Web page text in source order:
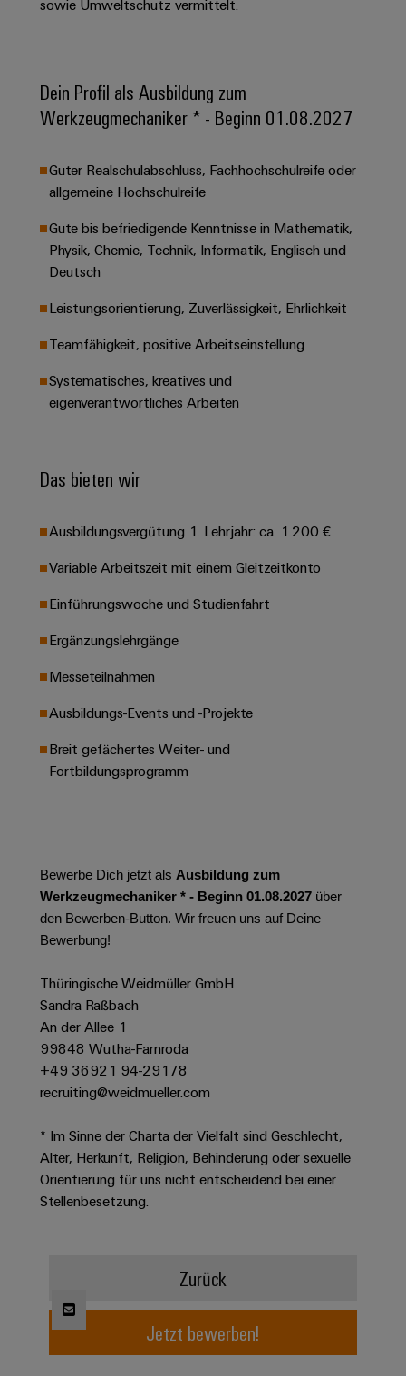
&
mit
vernetzten
Lösungen
Prozessindustrie
Mehr
Ressourceneffizienz
durch
Sonnenenergie
Schaltschrankbau
für
Herausforderungen
im
Moderne
und
Lösungen
klimafreundliche
Mobilitat
im
Bahnverkehr
Schiffbau
Umfassende
Verbindungslösungen
die
Industrie
für
die
Wasser-
und
Abwasserindustrie
Wasserstoff
Wasserstoff
als
Schlüsseltechnologie
für
die
Energiewende
Effizienter
Betrieb
von
Windparks
Automation
Industrial
Industrial
Service
Platform
easyConnect
Regler
Gerätehersteller
Connector
Equipment
Manufacturer
Ethernet
Touch-
Engineering-
Visualisierungstools
Energiemessung
Smart
Metering
Weidmüller
Industrial
Access
Cloud-
Services
Industrial
Service
Platform
easyConnect
&
Zubehör
Software
Markierer
Industriedrucker
Industrieleuchte
Cabinet
Infrastructure
Assemblierungsservice
Bestückte
Klemmenleisten
Gehäuse
Kundenspezifische
PSIRT
Digitale
Bestellmöglichkeiten
OCI-
EDI-
Schnittstelle
ALLE
SERVICES
Solution
Solution
Partner
Systemintegratoren
Messen
&
Events
Globale
Messen
Events
Chancen in der
Entwicklung
Thüringen
sowie Umweltschutz vermittelt.
Dein Profil als Ausbildung zum
Werkzeugmechaniker * - Beginn 01.08.2027
Guter Realschulabschluss, Fachhochschulreife oder
allgemeine Hochschulreife
Gute bis befriedigende Kenntnisse in Mathematik,
Physik, Chemie, Technik, Informatik, Englisch und
Deutsch
Leistungsorientierung, Zuverlässigkeit, Ehrlichkeit
Teamfähigkeit, positive Arbeitseinstellung
Systematisches, kreatives und
eigenverantwortliches Arbeiten
Das bieten wir
Ausbildungsvergütung 1. Lehrjahr: ca. 1.200 €
Variable Arbeitszeit mit einem Gleitzeitkonto
Einführungswoche und Studienfahrt
Ergänzungslehrgänge
Messeteilnahmen
Ausbildungs-Events und -Projekte
Breit gefächertes Weiter- und
Fortbildungsprogramm
Bewerbe Dich jetzt als Ausbildung zum
Werkzeugmechaniker * - Beginn 01.08.2027 über
den Bewerben-Button. Wir freuen uns auf Deine
Bewerbung!
Thüringische Weidmüller GmbH
Sandra Raßbach
An der Allee 1
99848 Wutha-Farnroda
+49 36921 94-29178
recruiting@weidmueller.com
* Im Sinne der Charta der Vielfalt sind Geschlecht,
Alter, Herkunft, Religion, Behinderung oder sexuelle
Orientierung für uns nicht entscheidend bei einer
Stellenbesetzung.
Zurück
Jetzt bewerben!